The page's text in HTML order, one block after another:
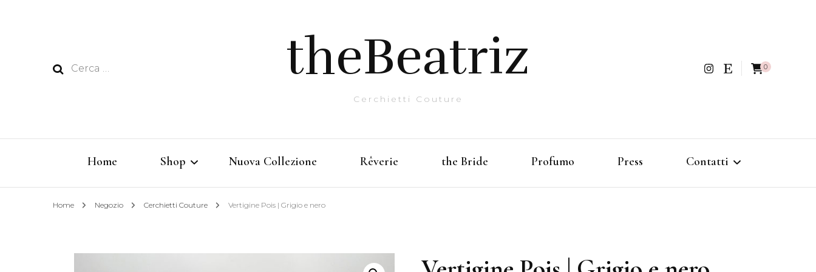
Ricerca
theBeatriz
Cerchietti Couture
0
Home Shop Nuova Collezione Rêverie the Bride Profumo Press Contatti
Home Negozio Cerchietti Couture Vertigine Pois | Grigio e nero